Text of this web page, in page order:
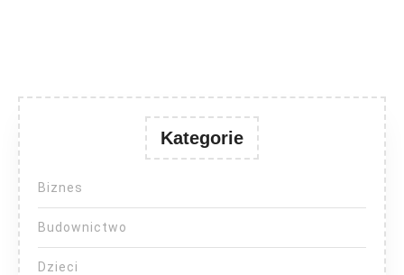
Kategorie
Biznes
Budownictwo
Dzieci